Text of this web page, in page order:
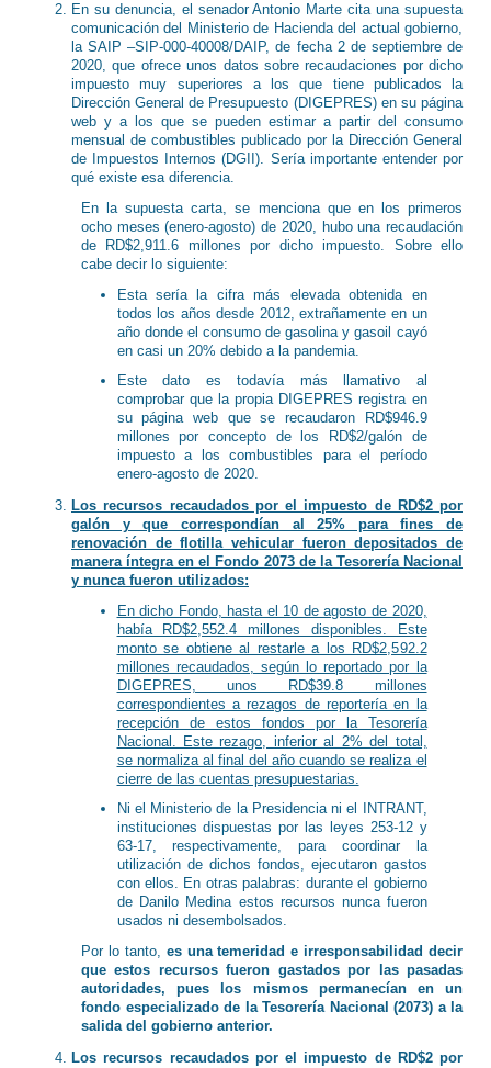
En su denuncia, el senador Antonio Marte cita una supuesta
comunicación del Ministerio de Hacienda del actual gobierno,
la SAIP –SIP-000-40008/DAIP, de fecha 2 de septiembre de
2020, que ofrece unos datos sobre recaudaciones por dicho
impuesto muy superiores a los que tiene publicados la
Dirección General de Presupuesto (DIGEPRES) en su página
web y a los que se pueden estimar a partir del consumo
mensual de combustibles publicado por la Dirección General
de Impuestos Internos (DGII). Sería importante entender por
qué existe esa diferencia.
En la supuesta carta, se menciona que en los primeros
ocho meses (enero-agosto) de 2020, hubo una recaudación
de RD$2,911.6 millones por dicho impuesto. Sobre ello
cabe decir lo siguiente:
Esta sería la cifra más elevada obtenida en
todos los años desde 2012, extrañamente en un
año donde el consumo de gasolina y gasoil cayó
en casi un 20% debido a la pandemia.
Este dato es todavía más llamativo al
comprobar que la propia DIGEPRES registra en
su página web que se recaudaron RD$946.9
millones por concepto de los RD$2/galón de
impuesto a los combustibles para el período
enero-agosto de 2020.
Los recursos recaudados por el impuesto de RD$2 por
galón y que correspondían al 25% para fines de
renovación de flotilla vehicular fueron depositados de
manera íntegra en el Fondo 2073 de la Tesorería Nacional
y nunca fueron utilizados:
En dicho Fondo, hasta el 10 de agosto de 2020,
había RD$2,552.4 millones disponibles. Este
monto se obtiene al restarle a los RD$2,592.2
millones recaudados, según lo reportado por la
DIGEPRES, unos RD$39.8 millones
correspondientes a rezagos de reportería en la
recepción de estos fondos por la Tesorería
Nacional. Este rezago, inferior al 2% del total,
se normaliza al final del año cuando se realiza el
cierre de las cuentas presupuestarias.
Ni el Ministerio de la Presidencia ni el INTRANT,
instituciones dispuestas por las leyes 253-12 y
63-17, respectivamente, para coordinar la
utilización de dichos fondos, ejecutaron gastos
con ellos. En otras palabras: durante el gobierno
de Danilo Medina estos recursos nunca fueron
usados ni desembolsados.
Por lo tanto, es una temeridad e irresponsabilidad decir
que estos recursos fueron gastados por las pasadas
autoridades, pues los mismos permanecían en un
fondo especializado de la Tesorería Nacional (2073) a la
salida del gobierno anterior.
Los recursos recaudados por el impuesto de RD$2 por